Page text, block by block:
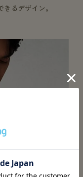
るデザイン。